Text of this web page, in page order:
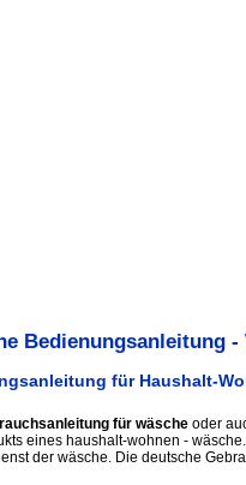
Bedienungsanleitung
für Haushalt-
für wäscheoder
eines haushalt-wohnen -
der wäsche. Die deutsche